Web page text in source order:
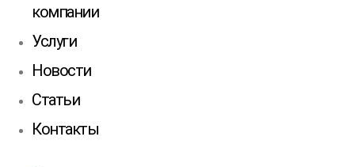
компании
Услуги
Новости
Статьи
Контакты